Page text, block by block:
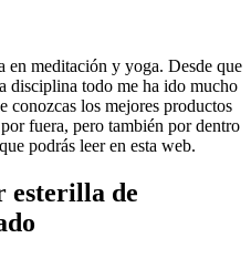
meditación y yoga. Desde que
disciplina todo me ha ido mucho
conozcas los mejores productos
fuera, pero también por dentro
podrás leer en esta web.
esterilla de